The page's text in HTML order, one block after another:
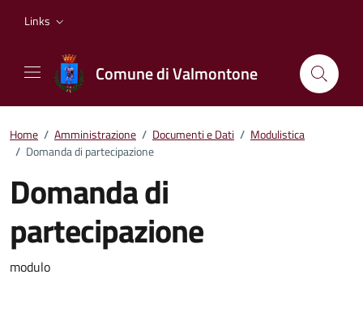
Links
Comune di Valmontone
Home / Amministrazione / Documenti e Dati / Modulistica
/ Domanda di partecipazione
Domanda di
partecipazione
Dettagli del documento
modulo